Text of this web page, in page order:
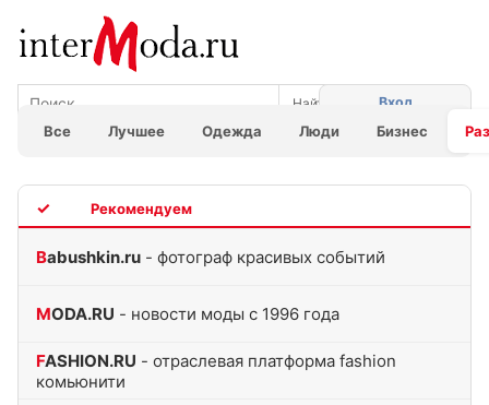
Все Лучшее Одежда Люди Бизнес
Вход
Babushkin.ru - фотограф красивых событий
MODA.RU - новости моды с 1996 года
FASHION.RU - отраслевая платформа fashion
комьюнити